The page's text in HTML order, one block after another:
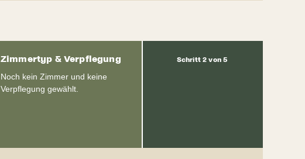
Schritt 2 von 5
Zimmertyp & Verpflegung
Noch kein Zimmer und keine
Verpflegung gewählt.